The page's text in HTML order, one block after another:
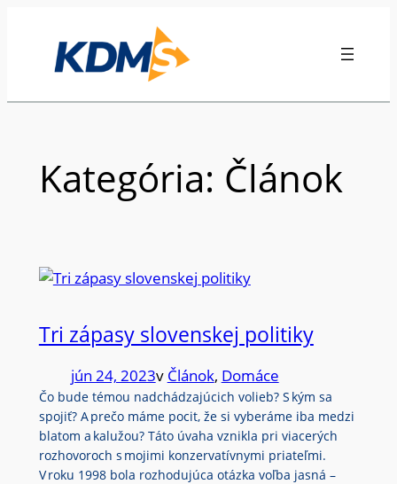
Kategória: Článok
Tri zápasy slovenskej politiky
jún 24, 2023v Článok, Domáce
Čo bude témou nadchádzajúcich volieb? S kým sa
spojiť? A prečo máme pocit, že si vyberáme iba medzi
blatom a kalužou? Táto úvaha vznikla pri viacerých
rozhovoroch s mojimi konzervatívnymi priateľmi.
V roku 1998 bola rozhodujúca otázka voľba jasná –